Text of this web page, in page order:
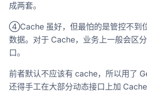
成两套。
④Cache 虽好，但最怕的是管控不到
数据。对于 Cache，业务上一般会区
口。
前者默认不应该有 cache，所以用了
还得手工在大部分动态接口上加